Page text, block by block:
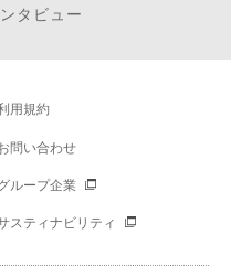
タビュー
用規約
問い合わせ
ループ企業
スティナビリティ